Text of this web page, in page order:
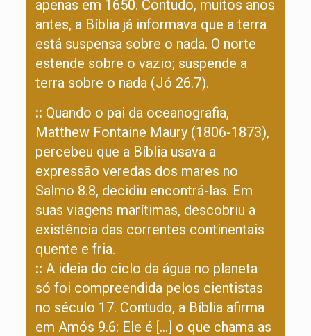
apenas em 1650. Contudo, muitos anos
antes, a Bíblia já informava que a terra
está suspensa sobre o nada. O norte
estende sobre o vazio; suspende a
terra sobre o nada (Jó 26.7).
:: Quando o pai da oceanografia,
Matthew Fontaine Maury (1806-1873),
percebeu que a Bíblia usava a
expressão veredas dos mares no
Salmo 8.8, decidiu encontrá-las. Em
suas viagens marítimas, descobriu a
existência das correntes continentais
quente e fria.
:: A ideia do ciclo da água no planeta
só foi compreendida pelos cientistas
no século 17. Contudo, a Bíblia afirma
em Amós 9.6: Ele é […] o que chama as